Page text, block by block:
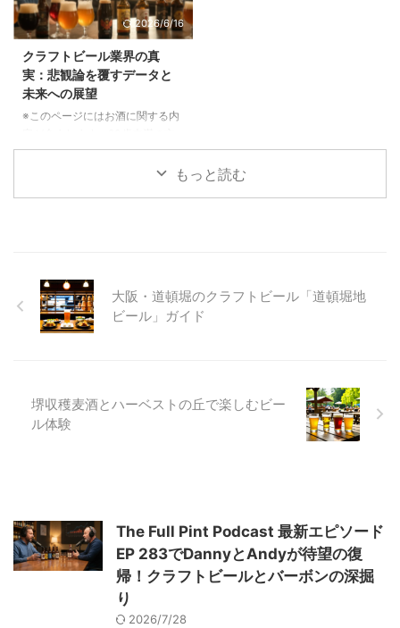
...
ォニオ」という古代穀物をご存存
じでしょうか。西アフリカ原産の
に革新をもたらすだけでなく、持
続可能な農業や地域経済の活性化
にも貢献する可能性を秘めていま
す。この記事では、フォニオがど
足跡を残し、未来のビールを形作
ろうとしているのかを詳しくご紹
から西アフリカで栽培されてき
た、非常に歴史の古い穀物です。
この「奇跡の穀物」と呼ばれるフ
2026/6/16
クラフトビール業界の真
実：悲観論を覆すデータと
未来への展望
※このページにはお酒に関する内
の閲覧・購入は禁止されていま
す。 クラフトビール業界を取り
ていきます。表面的な情報だけで
は見えない、クラフトビールの多
様な側面と成長の可能性を一緒に
ィアでは「クラフトビールの終
焉」 ...
もっと読む
大阪・道頓堀のクラフトビール「道頓堀地
ビール」ガイド
堺収穫麦酒とハーベストの丘で楽しむビー
ル体験
The Full Pint Podcast 最新エピソード
EP 283でDannyとAndyが待望の復
帰！クラフトビールとバーボンの深掘
り
2026/7/28